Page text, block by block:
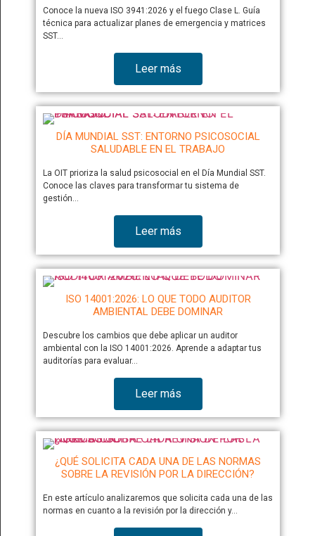
Conoce la nueva ISO 3941:2026 y el fuego Clase L. Guía
técnica para actualizar planes de emergencia y matrices
SST…
Leer más
DÍA MUNDIAL SST: ENTORNO PSICOSOCIAL
SALUDABLE EN EL TRABAJO
La OIT prioriza la salud psicosocial en el Día Mundial SST.
Conoce las claves para transformar tu sistema de
gestión…
Leer más
ISO 14001:2026: LO QUE TODO AUDITOR
AMBIENTAL DEBE DOMINAR
Descubre los cambios que debe aplicar un auditor
ambiental con la ISO 14001:2026. Aprende a adaptar tus
auditorías para evaluar…
Leer más
¿QUÉ SOLICITA CADA UNA DE LAS NORMAS
SOBRE LA REVISIÓN POR LA DIRECCIÓN?
En este artículo analizaremos que solicita cada una de las
normas en cuanto a la revisión por la dirección y…